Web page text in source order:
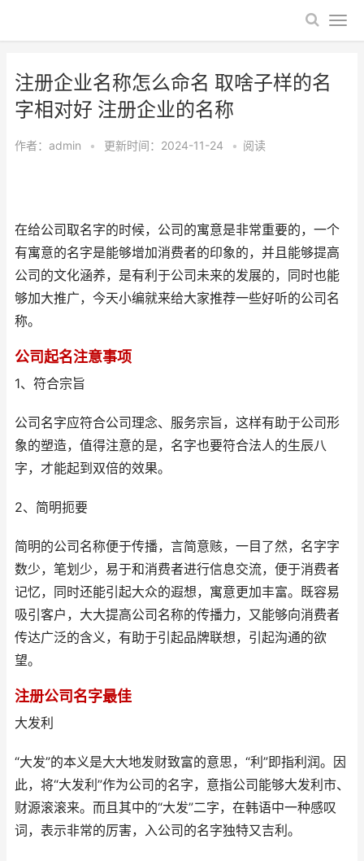
注册企业名称怎么命名 取啥子样的名
字相对好 注册企业的名称
作者： admin • 更新时间：2024-11-24 • 阅读
在给公司取名字的时候，公司的寓意是非常重要的，一个
有寓意的名字是能够增加消费者的印象的，并且能够提高
公司的文化涵养，是有利于公司未来的发展的，同时也能
够加大推广，今天小编就来给大家推荐一些好听的公司名
称。
公司起名注意事项
1、符合宗旨
公司名字应符合公司理念、服务宗旨，这样有助于公司形
象的塑造，值得注意的是，名字也要符合法人的生辰八
字，才能起到双倍的效果。
2、简明扼要
简明的公司名称便于传播，言简意赅，一目了然，名字字
数少，笔划少，易于和消费者进行信息交流，便于消费者
记忆，同时还能引起大众的遐想，寓意更加丰富。既容易
吸引客户，大大提高公司名称的传播力，又能够向消费者
传达广泛的含义，有助于引起品牌联想，引起沟通的欲
望。
注册公司名字最佳
大发利
“大发”的本义是大大地发财致富的意思，“利”即指利润。因
此，将“大发利”作为公司的名字，意指公司能够大发利市、
财源滚滚来。而且其中的“大发”二字，在韩语中一种感叹
词，表示非常的厉害，入公司的名字独特又吉利。